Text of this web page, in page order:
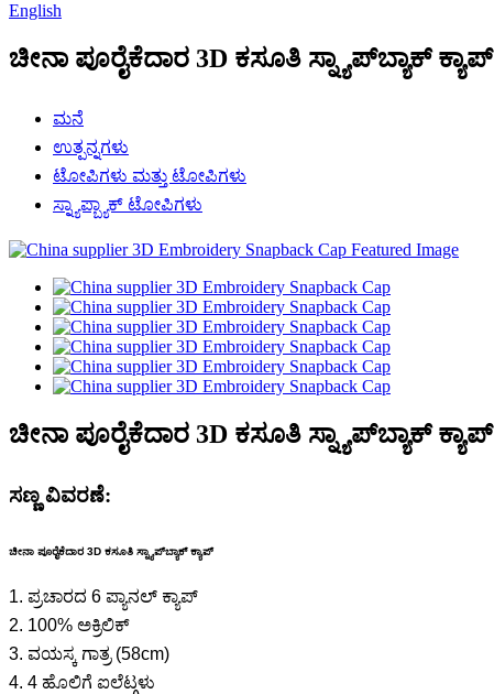
English
ಚೀನಾ ಪೂರೈಕೆದಾರ 3D ಕಸೂತಿ ಸ್ನ್ಯಾಪ್‌ಬ್ಯಾಕ್ ಕ್ಯಾಪ್
ಮನೆ
ಉತ್ಪನ್ನಗಳು
ಟೋಪಿಗಳು ಮತ್ತು ಟೋಪಿಗಳು
ಸ್ನ್ಯಾಪ್ಬ್ಯಾಕ್ ಟೋಪಿಗಳು
ಚೀನಾ ಪೂರೈಕೆದಾರ 3D ಕಸೂತಿ ಸ್ನ್ಯಾಪ್‌ಬ್ಯಾಕ್ ಕ್ಯಾಪ್
ಸಣ್ಣ ವಿವರಣೆ:
ಚೀನಾ ಪೂರೈಕೆದಾರ 3D ಕಸೂತಿ ಸ್ನ್ಯಾಪ್‌ಬ್ಯಾಕ್ ಕ್ಯಾಪ್
1. ಪ್ರಚಾರದ 6 ಪ್ಯಾನಲ್ ಕ್ಯಾಪ್
2. 100% ಅಕ್ರಿಲಿಕ್
3. ವಯಸ್ಕ ಗಾತ್ರ (58cm)
4. 4 ಹೊಲಿಗೆ ಐಲೆಟ್ಗಳು